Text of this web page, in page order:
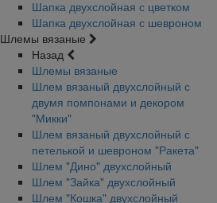
Шапка двухслойная с цветком
Шапка двухслойная с шевроном
Шлемы вязаные
Назад
Шлемы вязаные
Шлем вязаный двухслойный с
двумя помпонами и декором
"Микки"
Шлем вязаный двухслойный с
петелькой и шевроном "Ракета"
Шлем "Дино" двухслойный
Шлем "Зайка" двухслойный
Шлем "Кошка" двухслойный